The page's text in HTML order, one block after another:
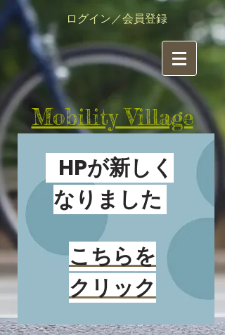
ログイン／会員登録
​Mobility Village
​モビリティ・ビレッジ
活動情報（ブログ）
新着情報はここをクリック
HPが新しく
なりました
こちらを
クリック